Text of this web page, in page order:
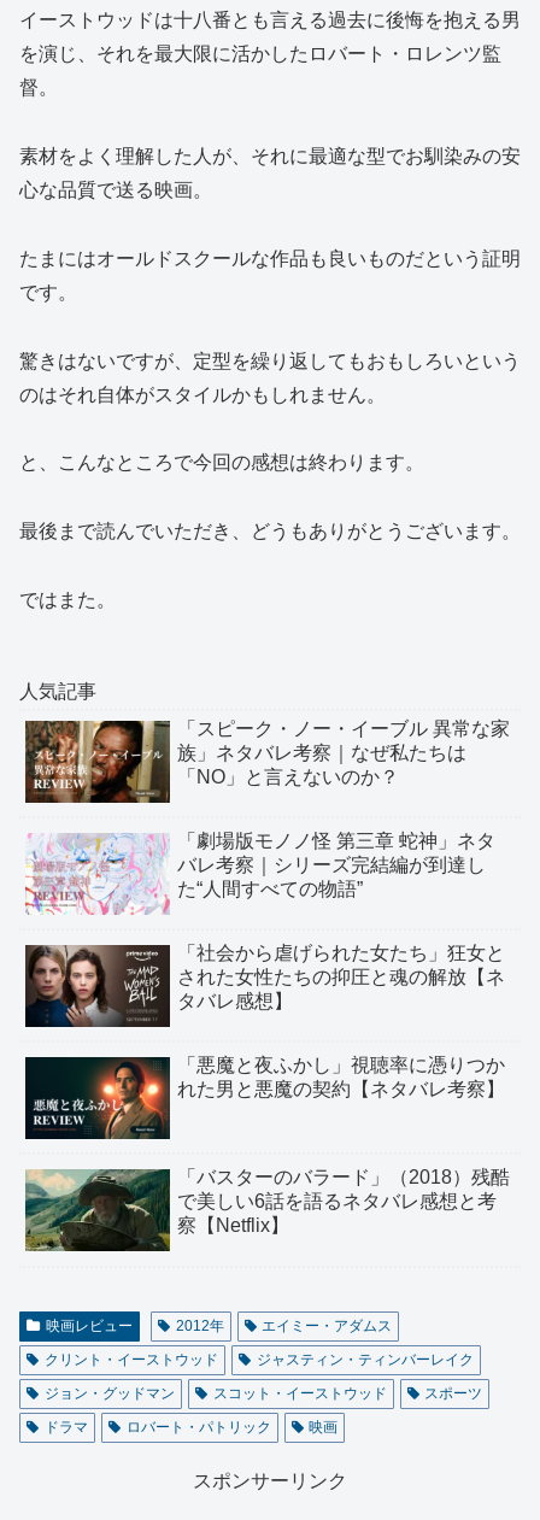
イーストウッドは十八番とも言える過去に後悔を抱える男
を演じ、それを最大限に活かしたロバート・ロレンツ監
督。
素材をよく理解した人が、それに最適な型でお馴染みの安
心な品質で送る映画。
たまにはオールドスクールな作品も良いものだという証明
です。
驚きはないですが、定型を繰り返してもおもしろいという
のはそれ自体がスタイルかもしれません。
と、こんなところで今回の感想は終わります。
最後まで読んでいただき、どうもありがとうございます。
ではまた。
人気記事
「スピーク・ノー・イーブル 異常な家
族」ネタバレ考察｜なぜ私たちは
「NO」と言えないのか？
「劇場版モノノ怪 第三章 蛇神」ネタ
バレ考察｜シリーズ完結編が到達し
た“人間すべての物語”
「社会から虐げられた女たち」狂女と
された女性たちの抑圧と魂の解放【ネ
タバレ感想】
「悪魔と夜ふかし」視聴率に憑りつか
れた男と悪魔の契約【ネタバレ考察】
「バスターのバラード」（2018）残酷
で美しい6話を語るネタバレ感想と考
察【Netflix】
映画レビュー 2012年
エイミー・アダムス
クリント・イーストウッド
ジャスティン・ティンバーレイク
ジョン・グッドマン
スコット・イーストウッド
スポーツ
ドラマ
ロバート・パトリック 映画
スポンサーリンク